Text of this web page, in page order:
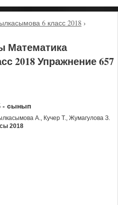
6 класс 2018 ›
Математика
2018 Упражнение 657
- сынып
А., Кучер Т., Жумагулова З.
2018